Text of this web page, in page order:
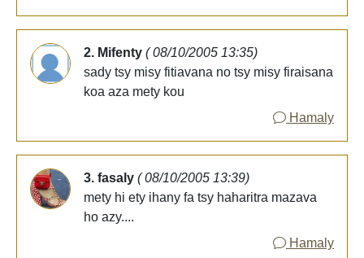
2. Mifenty ( 08/10/2005 13:35)
sady tsy misy fitiavana no tsy misy firaisana
koa aza mety kou
Hamaly
3. fasaly ( 08/10/2005 13:39)
mety hi ety ihany fa tsy haharitra mazava
ho azy....
Hamaly